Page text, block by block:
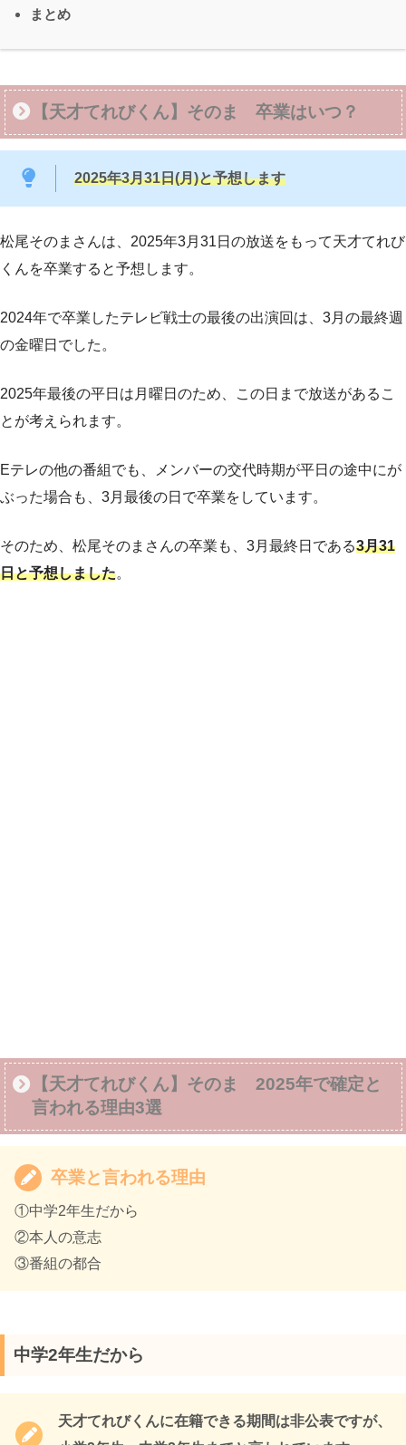
まとめ
【天才てれびくん】そのま 卒業はいつ？
2025年3月31日(月)と予想します
松尾そのまさんは、2025年3月31日の放送をもって天才てれび
くんを卒業すると予想します。
2024年で卒業したテレビ戦士の最後の出演回は、3月の最終週
の金曜日でした。
2025年最後の平日は月曜日のため、この日まで放送があるこ
とが考えられます。
Eテレの他の番組でも、メンバーの交代時期が平日の途中にが
ぶった場合も、3月最後の日で卒業をしています。
そのため、松尾そのまさんの卒業も、3月最終日である3月31
日と予想しました。
【天才てれびくん】そのま 2025年で確定と
言われる理由3選
卒業と言われる理由
①中学2年生だから
②本人の意志
③番組の都合
中学2年生だから
天才てれびくんに在籍できる期間は非公表ですが、